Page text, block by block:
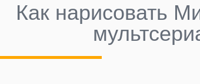
Как нарисовать